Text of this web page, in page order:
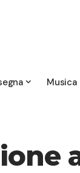
Musica